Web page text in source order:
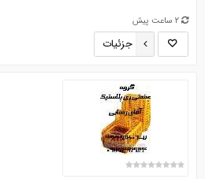
2 ساعت پیش
جزئیات